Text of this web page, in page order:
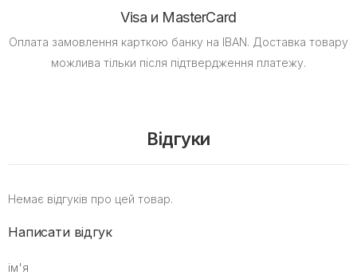
Visa и MasterCard
Оплата замовлення карткою банку на IBAN. Доставка товару
можлива тільки після підтвердження платежу.
Відгуки
Немає відгуків про цей товар.
Написати відгук
ім'я